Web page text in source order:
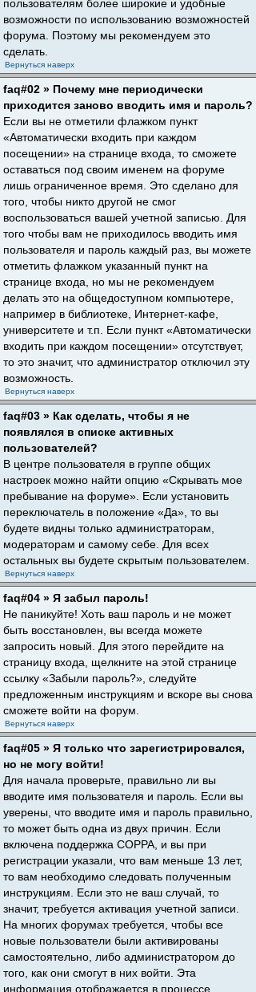
пользователям более широкие и удобные
возможности по использованию возможностей
форума. Поэтому мы рекомендуем это
сделать.
Вернуться наверх
faq#02 » Почему мне периодически
приходится заново вводить имя и пароль?
Если вы не отметили флажком пункт
«Автоматически входить при каждом
посещении» на странице входа, то сможете
оставаться под своим именем на форуме
лишь ограниченное время. Это сделано для
того, чтобы никто другой не смог
воспользоваться вашей учетной записью. Для
того чтобы вам не приходилось вводить имя
пользователя и пароль каждый раз, вы можете
отметить флажком указанный пункт на
странице входа, но мы не рекомендуем
делать это на общедоступном компьютере,
например в библиотеке, Интернет-кафе,
университете и т.п. Если пункт «Автоматически
входить при каждом посещении» отсутствует,
то это значит, что администратор отключил эту
возможность.
Вернуться наверх
faq#03 » Как сделать, чтобы я не
появлялся в списке активных
пользователей?
В центре пользователя в группе общих
настроек можно найти опцию «Скрывать мое
пребывание на форуме». Если установить
переключатель в положение «Да», то вы
будете видны только администраторам,
модераторам и самому себе. Для всех
остальных вы будете скрытым пользователем.
Вернуться наверх
faq#04 » Я забыл пароль!
Не паникуйте! Хоть ваш пароль и не может
быть восстановлен, вы всегда можете
запросить новый. Для этого перейдите на
страницу входа, щелкните на этой странице
ссылку «Забыли пароль?», следуйте
предложенным инструкциям и вскоре вы снова
сможете войти на форум.
Вернуться наверх
faq#05 » Я только что зарегистрировался,
но не могу войти!
Для начала проверьте, правильно ли вы
вводите имя пользователя и пароль. Если вы
уверены, что вводите имя и пароль правильно,
то может быть одна из двух причин. Если
включена поддержка COPPA, и вы при
регистрации указали, что вам меньше 13 лет,
то вам необходимо следовать полученным
инструкциям. Если это не ваш случай, то
значит, требуется активация учетной записи.
На многих форумах требуется, чтобы все
новые пользователи были активированы
самостоятельно, либо администратором до
того, как они смогут в них войти. Эта
информация отображается в процессе